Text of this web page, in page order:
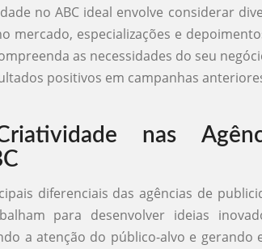
no ABC ideal envolve considerar
mercado, especializações e
as necessidades do seu
positivos em campanhas
nas
diferenciais das agências de
para desenvolver ideias
a atenção do público-alvo e gerando